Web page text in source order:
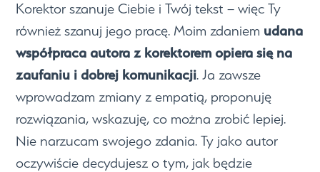
Korektor szanuje Ciebie i Twój tekst – więc Ty
również szanuj jego pracę. Moim zdaniem udana
współpraca autora z korektorem opiera się na
zaufaniu i dobrej komunikacji. Ja zawsze
wprowadzam zmiany z empatią, proponuję
rozwiązania, wskazuję, co można zrobić lepiej.
Nie narzucam swojego zdania. Ty jako autor
oczywiście decydujesz o tym, jak będzie